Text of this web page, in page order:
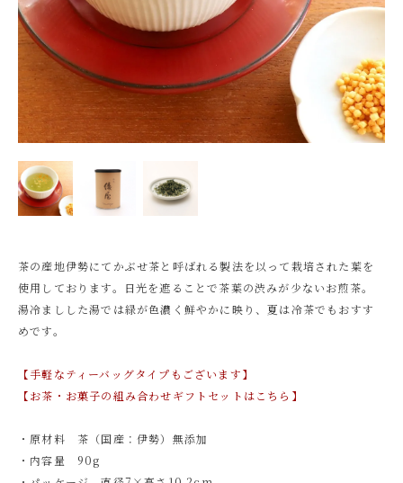
茶の産地伊勢にてかぶせ茶と呼ばれる製法を以って栽培された葉を
使用しております。日光を遮ることで茶葉の渋みが少ないお煎茶。
湯冷ましした湯では緑が色濃く鮮やかに映り、夏は冷茶でもおすす
めです。
【手軽なティーバッグタイプもございます】
【お茶・お菓子の組み合わせギフトセットはこちら】
・原材料 茶（国産：伊勢）無添加
・内容量 90g